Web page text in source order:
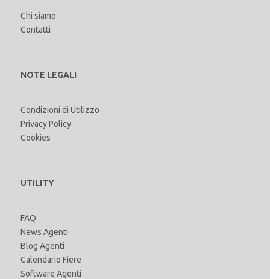
Chi siamo
Contatti
NOTE LEGALI
Condizioni di Utilizzo
Privacy Policy
Cookies
UTILITY
FAQ
News Agenti
Blog Agenti
Calendario Fiere
Software Agenti